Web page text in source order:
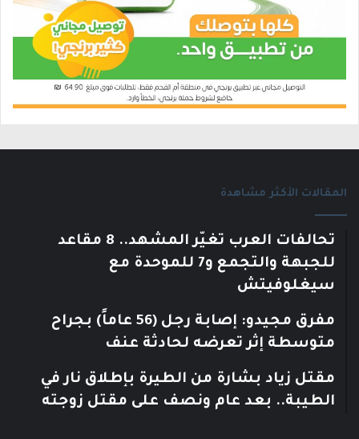
المقالات الأكثر مشاهدة
تحالفات العرب تغيّر المشهد.. 8 مقاعد
للجبهة والتجمع و7 للموحدة مع
سيغلوفيتش
مفرق مجيدو: إصابة رجل (56 عاماً) بجراح
متوسطة إثر تعرضه لحادثة عنف
مقتل زياد بشارة من الطيرة بإطلاق نار في
الطيبة.. بعد عام ونصف على مقتل زوجته